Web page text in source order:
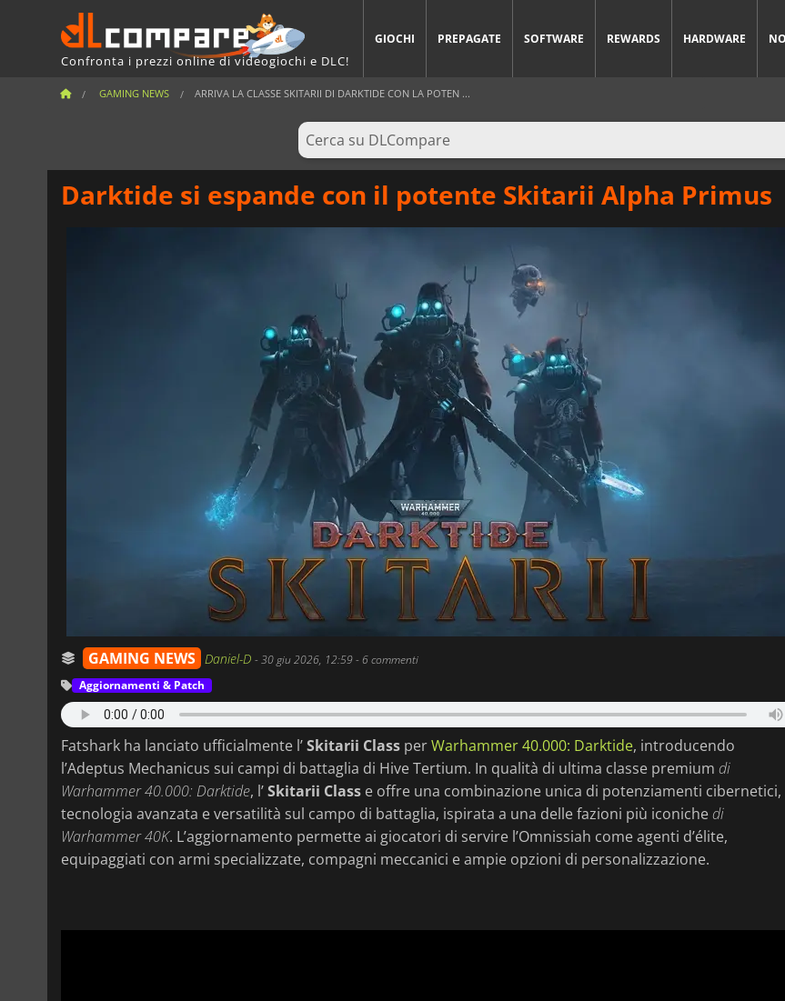
Confronta i prezzi online di videogiochi e DLC!
GIOCHI PREPAGATE SOFTWARE REWARDS HARDWARE
GAMING NEWS ARRIVA LA CLASSE SKITARII DI DARKTIDE CON LA POTEN ...
Darktide si espande con il potente Skitarii Alpha Primus
GAMING NEWS Daniel-D -30 giu 2026, 12:59- 6 commenti
Aggiornamenti & Patch
Fatshark ha lanciato ufficialmente l’Skitarii Class perWarhammer 40.000: Darktide, introducendo
l’Adeptus Mechanicus sui campi di battaglia di Hive Tertium. In qualità di ultima classe premium di
Warhammer 40.000: Darktide, l’Skitarii Class e offre una combinazione unica di potenziamenti cibernetici,
tecnologia avanzata e versatilità sul campo di battaglia, ispirata a una delle fazioni più iconichedi
Warhammer 40K. L’aggiornamento permette ai giocatori di servire l’Omnissiah come agenti d’élite,
equipaggiati con armi specializzate, compagni meccanici e ampie opzioni di personalizzazione.